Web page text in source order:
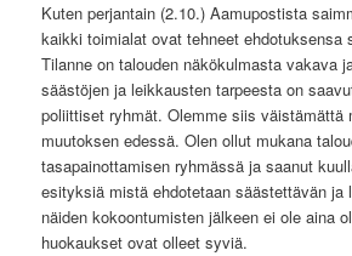
Kuten perjantain (2.10.) Aamupostista
kaikki toimialat ovat tehneet ehdotuksensa
Tilanne on talouden näkökulmasta vakava
säästöjen ja leikkausten tarpeesta on
poliittiset ryhmät. Olemme siis väistämättä
muutoksen edessä. Olen ollut mukana
tasapainottamisen ryhmässä ja saanut
esityksiä mistä ehdotetaan säästettävän ja
näiden kokoontumisten jälkeen ei ole aina
huokaukset ovat olleet syviä.